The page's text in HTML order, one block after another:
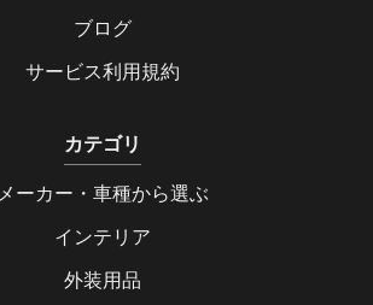
ブログ
サービス利用規約
カテゴリ
メーカー・車種から選ぶ
インテリア
外装用品